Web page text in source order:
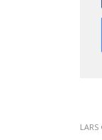
LARS